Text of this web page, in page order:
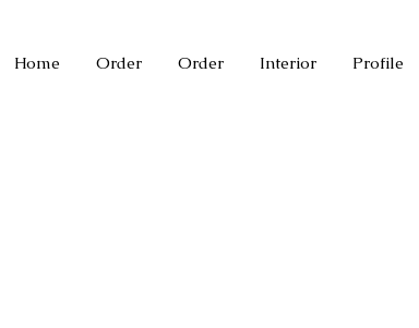
Home Order Order Interior Profile